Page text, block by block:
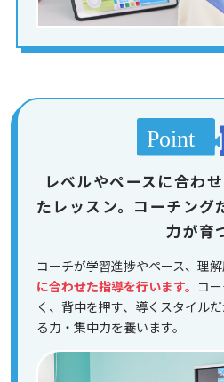
レベルやペースに合わ
たレッスン。コーチング
力が育
コーチが学習進捗やペース、理解
に合わせた指導を行います。 コ
く、背中を押す、導くスタイル
る力・集中力を養います。